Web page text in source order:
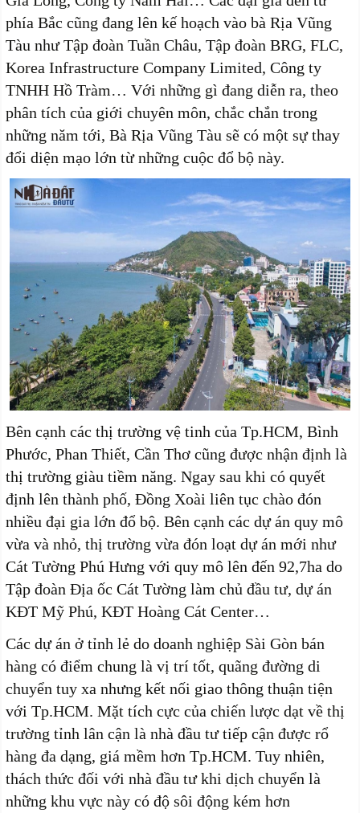
phía Bắc cũng đang lên kế hoạch vào bà Rịa Vũng
Tàu như Tập đoàn Tuần Châu, Tập đoàn BRG, FLC,
Korea Infrastructure Company Limited, Công ty
TNHH Hồ Tràm… Với những gì đang diễn ra, theo
phân tích của giới chuyên môn, chắc chắn trong
những năm tới, Bà Rịa Vũng Tàu sẽ có một sự thay
đổi diện mạo lớn từ những cuộc đổ bộ này.
Bên cạnh các thị trường vệ tinh của Tp.HCM, Bình
Phước, Phan Thiết, Cần Thơ cũng được nhận định là
thị trường giàu tiềm năng. Ngay sau khi có quyết
định lên thành phố, Đồng Xoài liên tục chào đón
nhiều đại gia lớn đổ bộ. Bên cạnh các dự án quy mô
vừa và nhỏ, thị trường vừa đón loạt dự án mới như
Cát Tường Phú Hưng với quy mô lên đến 92,7ha do
Tập đoàn Địa ốc Cát Tường làm chủ đầu tư, dự án
KĐT Mỹ Phú, KĐT Hoàng Cát Center…
Các dự án ở tỉnh lẻ do doanh nghiệp Sài Gòn bán
hàng có điểm chung là vị trí tốt, quãng đường di
chuyển tuy xa nhưng kết nối giao thông thuận tiện
với Tp.HCM. Mặt tích cực của chiến lược dạt về thị
trường tỉnh lân cận là nhà đầu tư tiếp cận được rổ
hàng đa dạng, giá mềm hơn Tp.HCM. Tuy nhiên,
thách thức đối với nhà đầu tư khi dịch chuyển là
những khu vực này có độ sôi động kém hơn